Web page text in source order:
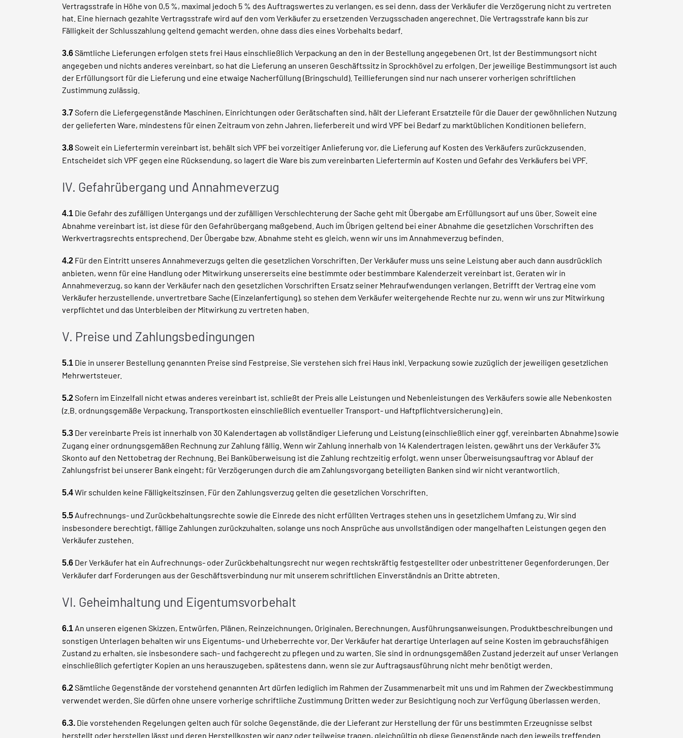
Vertragsstrafe in Höhe von 0,5 %, maximal jedoch 5 % des Auftragswertes zu verlangen, es sei denn, dass der Verkäufer die Verzögerung nicht zu vertreten
hat. Eine hiernach gezahlte Vertragsstrafe wird auf den vom Verkäufer zu ersetzenden Verzugsschaden angerechnet. Die Vertragsstrafe kann bis zur
Fälligkeit der Schlusszahlung geltend gemacht werden, ohne dass dies eines Vorbehalts bedarf.
3.6Sämtliche Lieferungen erfolgen stets frei Haus einschließlich Verpackung an den in der Bestellung angegebenen Ort. Ist der Bestimmungsort nicht
angegeben und nichts anderes vereinbart, so hat die Lieferung an unseren Geschäftssitz in Sprockhövel zu erfolgen. Der jeweilige Bestimmungsort ist auch
der Erfüllungsort für die Lieferung und eine etwaige Nacherfüllung (Bringschuld). Teillieferungen sind nur nach unserer vorherigen schriftlichen
Zustimmung zulässig.
3.7Sofern die Liefergegenstände Maschinen, Einrichtungen oder Gerätschaften sind, hält der Lieferant Ersatzteile für die Dauer der gewöhnlichen Nutzung
der gelieferten Ware, mindestens für einen Zeitraum von zehn Jahren, lieferbereit und wird VPF bei Bedarf zu marktüblichen Konditionen beliefern.
3.8Soweit ein Liefertermin vereinbart ist, behält sich VPF bei vorzeitiger Anlieferung vor, die Lieferung auf Kosten des Verkäufers zurückzusenden.
Entscheidet sich VPF gegen eine Rücksendung, so lagert die Ware bis zum vereinbarten Liefertermin auf Kosten und Gefahr des Verkäufers bei VPF.
IV. Gefahrübergang und Annahmeverzug
4.1 Die Gefahr des zufälligen Untergangs und der zufälligen Verschlechterung der Sache geht mit Übergabe am Erfüllungsort auf uns über. Soweit eine
Abnahme vereinbart ist, ist diese für den Gefahrübergang maßgebend. Auch im Übrigen geltend bei einer Abnahme die gesetzlichen Vorschriften des
Werkvertragsrechts entsprechend. Der Übergabe bzw. Abnahme steht es gleich, wenn wir uns im Annahmeverzug befinden.
4.2 Für den Eintritt unseres Annahmeverzugs gelten die gesetzlichen Vorschriften. Der Verkäufer muss uns seine Leistung aber auch dann ausdrücklich
anbieten, wenn für eine Handlung oder Mitwirkung unsererseits eine bestimmte oder bestimmbare Kalenderzeit vereinbart ist. Geraten wir in
Annahmeverzug, so kann der Verkäufer nach den gesetzlichen Vorschriften Ersatz seiner Mehraufwendungen verlangen. Betrifft der Vertrag eine vom
Verkäufer herzustellende, unvertretbare Sache (Einzelanfertigung), so stehen dem Verkäufer weitergehende Rechte nur zu, wenn wir uns zur Mitwirkung
verpflichtet und das Unterbleiben der Mitwirkung zu vertreten haben.
V. Preise und Zahlungsbedingungen
5.1 Die in unserer Bestellung genannten Preise sind Festpreise. Sie verstehen sich frei Haus inkl. Verpackung sowie zuzüglich der jeweiligen gesetzlichen
Mehrwertsteuer.
5.2Sofern im Einzelfall nicht etwas anderes vereinbart ist, schließt der Preis alle Leistungen und Nebenleistungen des Verkäufers sowie alle Nebenkosten
(z.B. ordnungsgemäße Verpackung, Transportkosten einschließlich eventueller Transport- und Haftpflichtversicherung) ein.
5.3 Der vereinbarte Preis ist innerhalb von 30 Kalendertagen ab vollständiger Lieferung und Leistung (einschließlich einer ggf. vereinbarten Abnahme) sowie
Zugang einer ordnungsgemäßen Rechnung zur Zahlung fällig. Wenn wir Zahlung innerhalb von 14 Kalendertragen leisten, gewährt uns der Verkäufer 3%
Skonto auf den Nettobetrag der Rechnung. Bei Banküberweisung ist die Zahlung rechtzeitig erfolgt, wenn unser Überweisungsauftrag vor Ablauf der
Zahlungsfrist bei unserer Bank eingeht; für Verzögerungen durch die am Zahlungsvorgang beteiligten Banken sind wir nicht verantwortlich.
5.4Wir schulden keine Fälligkeitszinsen. Für den Zahlungsverzug gelten die gesetzlichen Vorschriften.
5.5 Aufrechnungs- und Zurückbehaltungsrechte sowie die Einrede des nicht erfüllten Vertrages stehen uns in gesetzlichem Umfang zu. Wir sind
insbesondere berechtigt, fällige Zahlungen zurückzuhalten, solange uns noch Ansprüche aus unvollständigen oder mangelhaften Leistungen gegen den
Verkäufer zustehen.
5.6 Der Verkäufer hat ein Aufrechnungs- oder Zurückbehaltungsrecht nur wegen rechtskräftig festgestellter oder unbestrittener Gegenforderungen. Der
Verkäufer darf Forderungen aus der Geschäftsverbindung nur mit unserem schriftlichen Einverständnis an Dritte abtreten.
VI. Geheimhaltung und Eigentumsvorbehalt
6.1 An unseren eigenen Skizzen, Entwürfen, Plänen, Reinzeichnungen, Originalen, Berechnungen, Ausführungsanweisungen, Produktbeschreibungen und
sonstigen Unterlagen behalten wir uns Eigentums- und Urheberrechte vor. Der Verkäufer hat derartige Unterlagen auf seine Kosten im gebrauchsfähigen
Zustand zu erhalten, sie insbesondere sach- und fachgerecht zu pflegen und zu warten. Sie sind in ordnungsgemäßen Zustand jederzeit auf unser Verlangen
einschließlich gefertigter Kopien an uns herauszugeben, spätestens dann, wenn sie zur Auftragsausführung nicht mehr benötigt werden.
6.2Sämtliche Gegenstände der vorstehend genannten Art dürfen lediglich im Rahmen der Zusammenarbeit mit uns und im Rahmen der Zweckbestimmung
verwendet werden. Sie dürfen ohne unsere vorherige schriftliche Zustimmung Dritten weder zur Besichtigung noch zur Verfügung überlassen werden.
6.3. Die vorstehenden Regelungen gelten auch für solche Gegenstände, die der Lieferant zur Herstellung der für uns bestimmten Erzeugnisse selbst
herstellt oder herstellen lässt und deren Herstellkosten wir ganz oder teilweise tragen, gleichgültig ob diese Gegenstände nach den jeweils treffenden